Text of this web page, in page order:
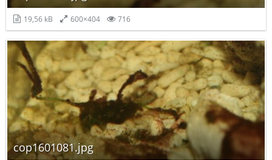
19,56 kB 600×404 716
cop1601081.jpg